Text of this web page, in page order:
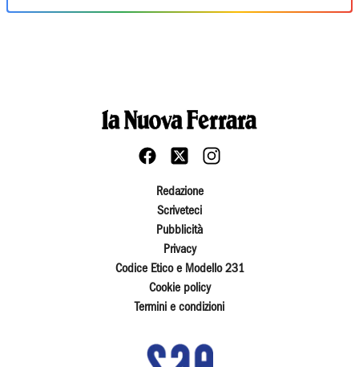
Redazione
Scriveteci
Pubblicità
Privacy
Codice Etico e Modello 231
Cookie policy
Termini e condizioni